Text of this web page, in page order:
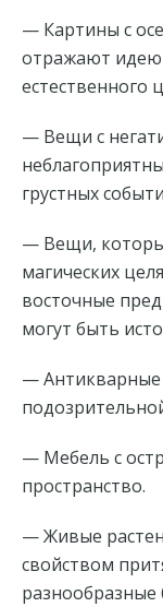
— Картины с
отражают идею
естественного
— Вещи с
грустных
— Вещи,
магических
восточные
могут быть
— Антикварные
— Мебель с
пространство.
— Живые
свойством
разнообразные